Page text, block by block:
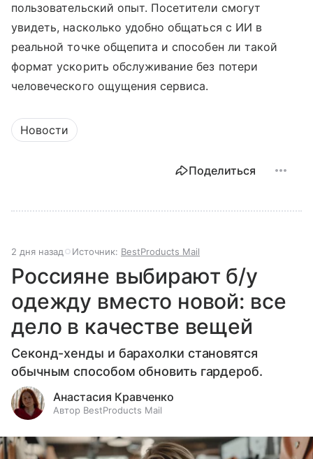
пользовательский опыт. Посетители смогут
увидеть, насколько удобно общаться с ИИ в
реальной точке общепита и способен ли такой
формат ускорить обслуживание без потери
человеческого ощущения сервиса.
Новости
Поделиться
2 дня назад Источник: BestProducts Mail
Россияне выбирают б/у
одежду вместо новой: все
дело в качестве вещей
Секонд-хенды и барахолки становятся
обычным способом обновить гардероб.
Анастасия Кравченко
Автор BestProducts Mail